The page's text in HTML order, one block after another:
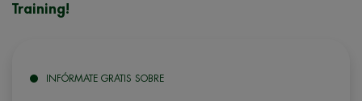
Training!
INFÓRMATE GRATIS SOBRE